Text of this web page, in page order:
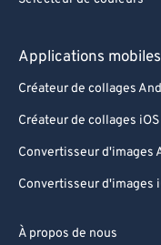
Applications mobiles
Créateur de collages
Créateur de collages iOS
Convertisseur d'images
Convertisseur d'images
À propos de nous